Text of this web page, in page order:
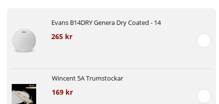
Evans B14DRY Genera Dry Coated - 14
265 kr
Wincent 5A Trumstockar
169 kr